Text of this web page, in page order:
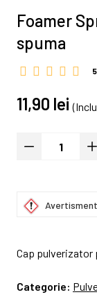
Foamer
spuma
5
11,90 lei
Cap pulverizator
Categorie: